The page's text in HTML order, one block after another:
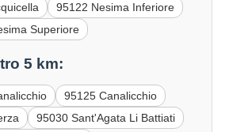
95122 Nesima Inferiore
Superiore
5 km:
95125 Canalicchio
95030 Sant'Agata Li Battiati